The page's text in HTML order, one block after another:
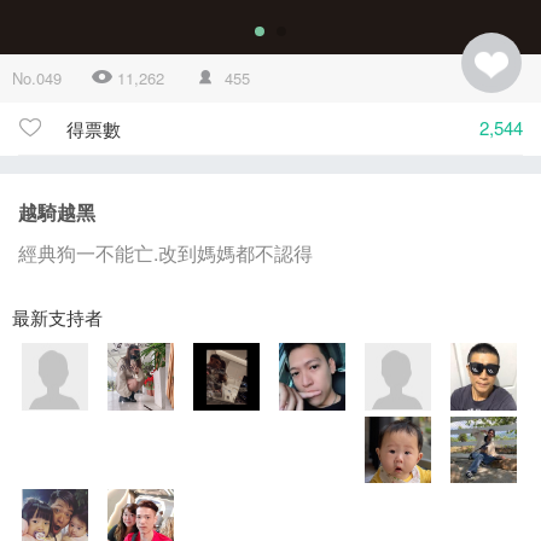
No.049 11,262 455
得票數 2,544
越騎越黑
經典狗一不能亡.改到媽媽都不認得
最新支持者